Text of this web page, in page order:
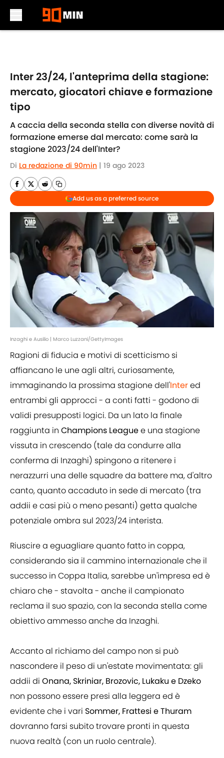
Inter 23/24, l'anteprima della stagione:
mercato, giocatori chiave e formazione
tipo
A caccia della seconda stella con diverse novità di
formazione emerse dal mercato: come sarà la
stagione 2023/24 dell'Inter?
Di La redazione di 90min | 19 ago 2023
Add us as a preferred source
Inzaghi e Ausilio | Marco Luzzani/GettyImages
Ragioni di fiducia e motivi di scetticismo si
affiancano le une agli altri, curiosamente,
immaginando la prossima stagione dell'Intered
entrambi gli approcci - a conti fatti - godono di
validi presupposti logici. Da un lato la finale
raggiunta in Champions Leaguee una stagione
vissuta in crescendo (tale da condurre alla
conferma di Inzaghi) spingono a ritenere i
nerazzurri una delle squadre da battere ma, d'altro
canto, quanto accaduto in sede di mercato (tra
addii e casi più o meno pesanti) getta qualche
potenziale ombra sul 2023/24 interista.
Riuscire a eguagliare quanto fatto in coppa,
considerando sia il cammino internazionale che il
successo in Coppa Italia, sarebbe un'impresa ed è
chiaro che - stavolta - anche il campionato
reclama il suo spazio, con la seconda stella come
obiettivo ammesso anche da Inzaghi.
Accanto al richiamo del campo non si può
nascondere il peso di un'estate movimentata: gli
addii di Onana, Skriniar, Brozovic, Lukaku e Dzeko
non possono essere presi alla leggera ed è
evidente che i vari Sommer, Frattesi e Thuram
dovranno farsi subito trovare pronti in questa
nuova realtà (con un ruolo centrale).